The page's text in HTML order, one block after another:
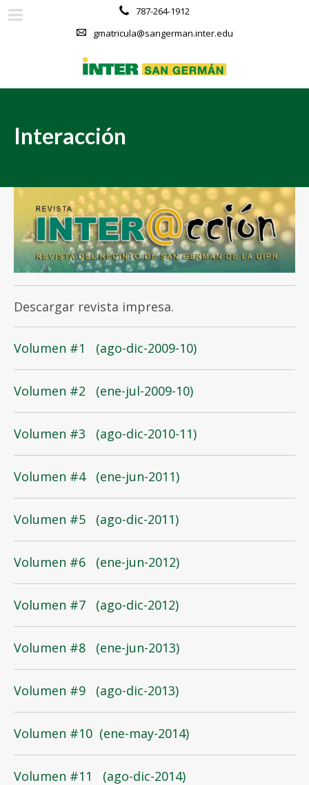
787-264-1912
gmatricula@sangerman.inter.edu
Interacción
Descargar revista impresa.
Volumen #1 (ago-dic-2009-10)
Volumen #2 (ene-jul-2009-10)
Volumen #3 (ago-dic-2010-11)
Volumen #4 (ene-jun-2011)
Volumen #5 (ago-dic-2011)
Volumen #6 (ene-jun-2012)
Volumen #7 (ago-dic-2012)
Volumen #8 (ene-jun-2013)
Volumen #9 (ago-dic-2013)
Volumen #10 (ene-may-2014)
Volumen #11 (ago-dic-2014)